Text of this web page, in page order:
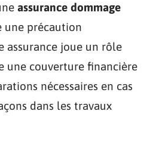
assurance dommage
une précaution
assurance joue un rôle
une couverture financière
nécessaires en cas
dans les travaux